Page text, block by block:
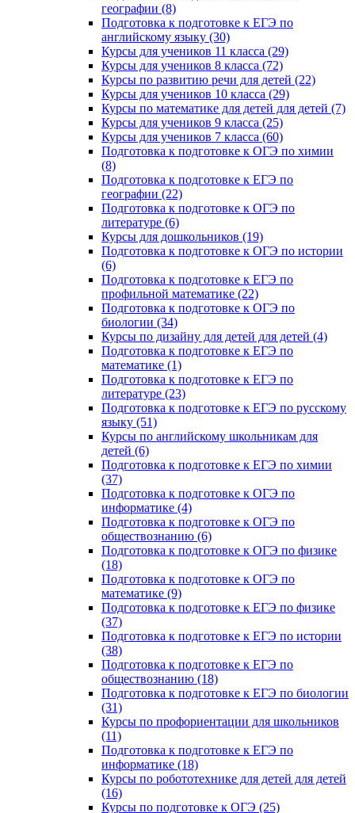
географии (8)
Подготовка к подготовке к ЕГЭ по
английскому языку (30)
Курсы для учеников 11 класса (29)
Курсы для учеников 8 класса (72)
Курсы по развитию речи для детей (22)
Курсы для учеников 10 класса (29)
Курсы по математике для детей для детей (7)
Курсы для учеников 9 класса (25)
Курсы для учеников 7 класса (60)
Подготовка к подготовке к ОГЭ по химии
(8)
Подготовка к подготовке к ЕГЭ по
географии (22)
Подготовка к подготовке к ОГЭ по
литературе (6)
Курсы для дошкольников (19)
Подготовка к подготовке к ОГЭ по истории
(6)
Подготовка к подготовке к ЕГЭ по
профильной математике (22)
Подготовка к подготовке к ОГЭ по
биологии (34)
Курсы по дизайну для детей для детей (4)
Подготовка к подготовке к ЕГЭ по
математике (1)
Подготовка к подготовке к ЕГЭ по
литературе (23)
Подготовка к подготовке к ЕГЭ по русскому
языку (51)
Курсы по английскому школьникам для
детей (6)
Подготовка к подготовке к ЕГЭ по химии
(37)
Подготовка к подготовке к ОГЭ по
информатике (4)
Подготовка к подготовке к ОГЭ по
обществознанию (6)
Подготовка к подготовке к ОГЭ по физике
(18)
Подготовка к подготовке к ОГЭ по
математике (9)
Подготовка к подготовке к ЕГЭ по физике
(37)
Подготовка к подготовке к ЕГЭ по истории
(38)
Подготовка к подготовке к ЕГЭ по
обществознанию (18)
Подготовка к подготовке к ЕГЭ по биологии
(31)
Курсы по профориентации для школьников
(11)
Подготовка к подготовке к ЕГЭ по
информатике (18)
Курсы по робототехнике для детей для детей
(16)
Курсы по подготовке к ОГЭ (25)